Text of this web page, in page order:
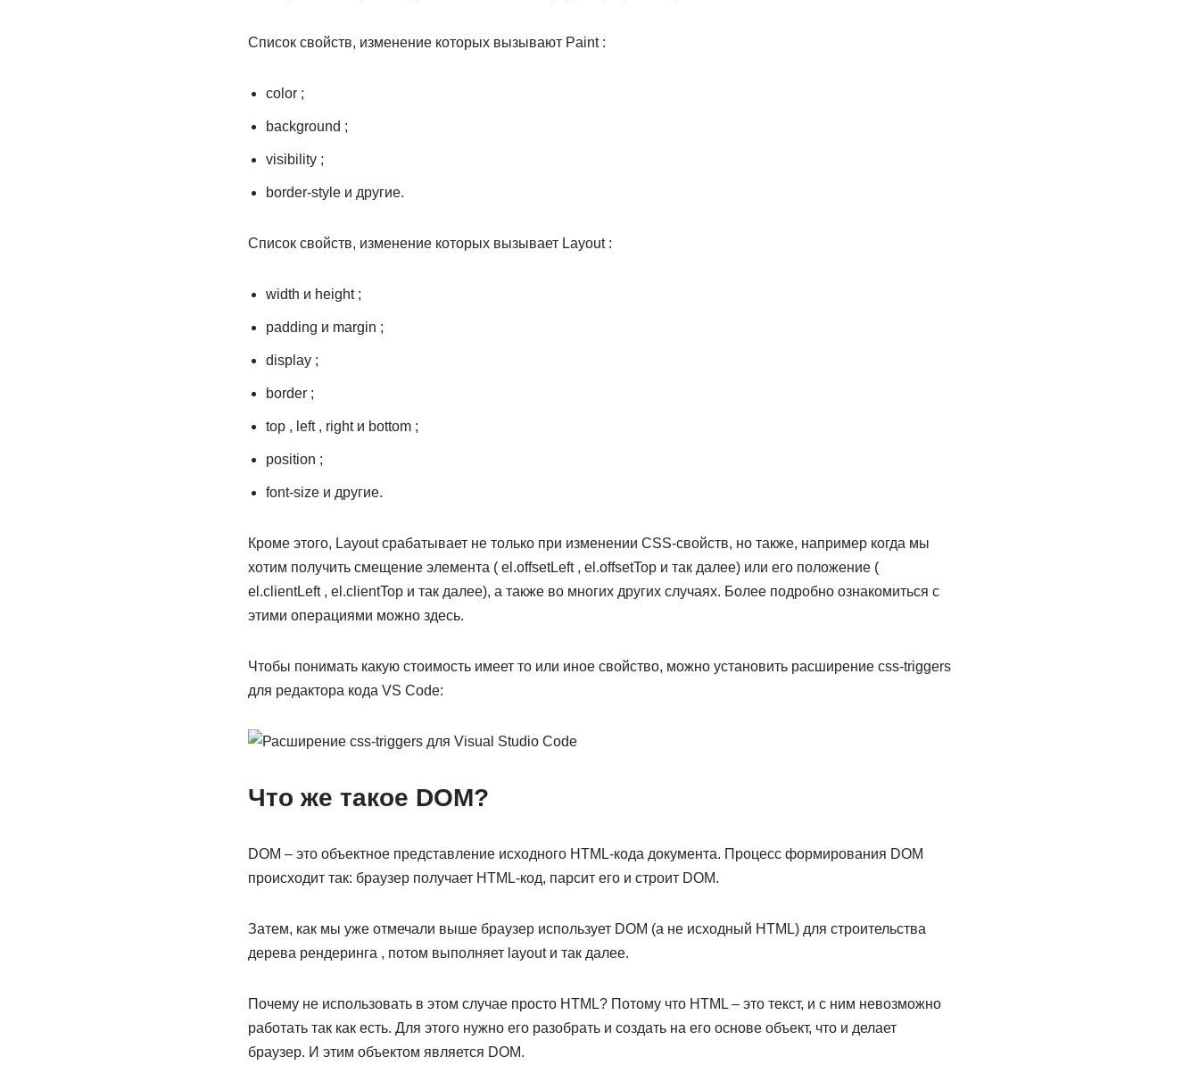
Список свойств, изменение которых вызывают Paint :
color ;
background ;
visibility ;
border-style и другие.
Список свойств, изменение которых вызывает Layout :
width и height ;
padding и margin ;
display ;
border ;
top , left , right и bottom ;
position ;
font-size и другие.
Кроме этого, Layout срабатывает не только при изменении CSS-свойств, но также, например когда мы
хотим получить смещение элемента ( el.offsetLeft , el.offsetTop и так далее) или его положение (
el.clientLeft , el.clientTop и так далее), а также во многих других случаях. Более подробно ознакомиться с
этими операциями можно здесь.
Чтобы понимать какую стоимость имеет то или иное свойство, можно установить расширение css-triggers
для редактора кода VS Code:
Что же такое DOM?
DOM – это объектное представление исходного HTML-кода документа. Процесс формирования DOM
происходит так: браузер получает HTML-код, парсит его и строит DOM.
Затем, как мы уже отмечали выше браузер использует DOM (а не исходный HTML) для строительства
дерева рендеринга , потом выполняет layout и так далее.
Почему не использовать в этом случае просто HTML? Потому что HTML – это текст, и с ним невозможно
работать так как есть. Для этого нужно его разобрать и создать на его основе объект, что и делает
браузер. И этим объектом является DOM.